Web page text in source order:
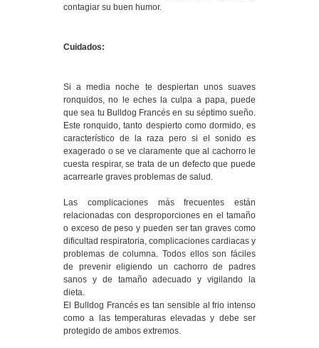
contagiar su buen humor.
Cuidados:
Si a media noche te despiertan unos suaves
ronquidos, no le eches la culpa a papa, puede
que sea tu Bulldog Francés en su séptimo sueño.
Este ronquido, tanto despierto como dormido, es
característico de la raza pero si el sonido es
exagerado o se ve claramente que al cachorro le
cuesta respirar, se trata de un defecto que puede
acarrearle graves problemas de salud.
Las complicaciones más frecuentes están
relacionadas con desproporciones en el tamaño
o exceso de peso y pueden ser tan graves como
dificultad respiratoria, complicaciones cardiacas y
problemas de columna. Todos ellos son fáciles
de prevenir eligiendo un cachorro de padres
sanos y de tamaño adecuado y vigilando la
dieta.
El Bulldog Francés es tan sensible al frio intenso
como a las temperaturas elevadas y debe ser
protegido de ambos extremos.